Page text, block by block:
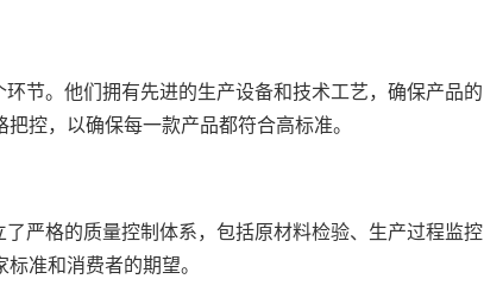
节。他们拥有先进的生产设备和技术工艺，确保产品的
控，以确保每一款产品都符合高标准。
严格的质量控制体系，包括原材料检验、生产过程监控
准和消费者的期望。